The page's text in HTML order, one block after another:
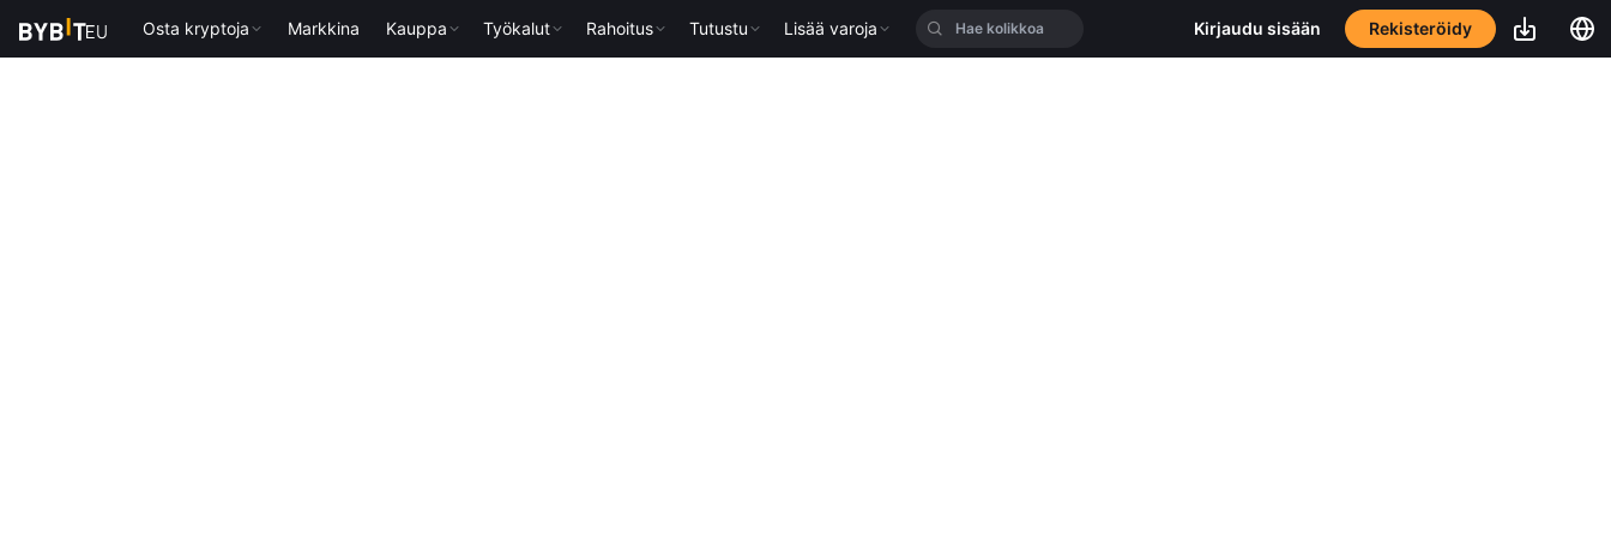
Osta kryptoja Markkina Kauppa Työkalut Rahoitus Tutustu Lisää varoja Kirjaudu sisään Rekisteröidy